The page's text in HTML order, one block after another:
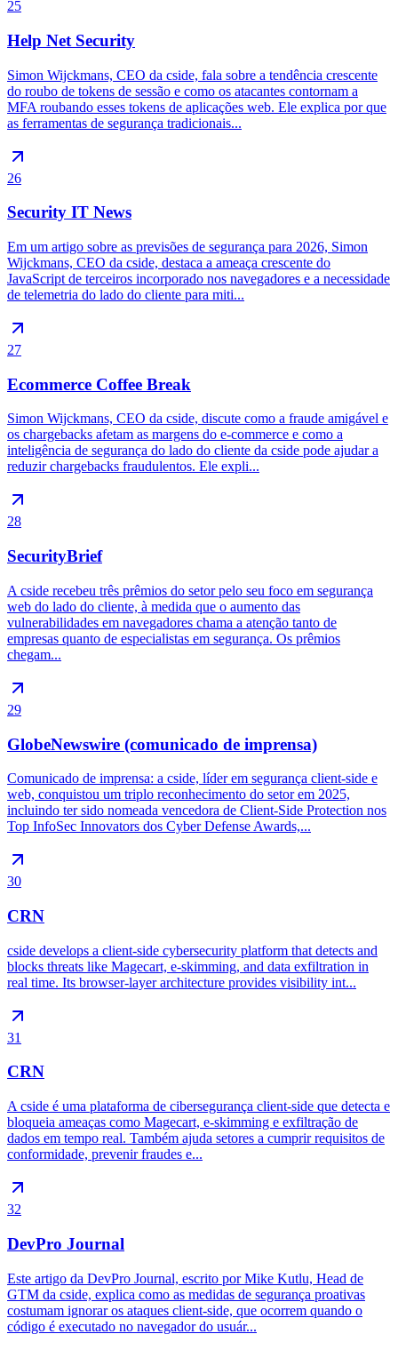
25
Help Net Security
Simon Wijckmans, CEO da cside, fala sobre a tendência crescente
do roubo de tokens de sessão e como os atacantes contornam a
MFA roubando esses tokens de aplicações web. Ele explica por que
as ferramentas de segurança tradicionais...
26
Security IT News
Em um artigo sobre as previsões de segurança para 2026, Simon
Wijckmans, CEO da cside, destaca a ameaça crescente do
JavaScript de terceiros incorporado nos navegadores e a necessidade
de telemetria do lado do cliente para miti...
27
Ecommerce Coffee Break
Simon Wijckmans, CEO da cside, discute como a fraude amigável e
os chargebacks afetam as margens do e-commerce e como a
inteligência de segurança do lado do cliente da cside pode ajudar a
reduzir chargebacks fraudulentos. Ele expli...
28
SecurityBrief
A cside recebeu três prêmios do setor pelo seu foco em segurança
web do lado do cliente, à medida que o aumento das
vulnerabilidades em navegadores chama a atenção tanto de
empresas quanto de especialistas em segurança. Os prêmios
chegam...
29
GlobeNewswire (comunicado de imprensa)
Comunicado de imprensa: a cside, líder em segurança client-side e
web, conquistou um triplo reconhecimento do setor em 2025,
incluindo ter sido nomeada vencedora de Client-Side Protection nos
Top InfoSec Innovators dos Cyber Defense Awards,...
30
CRN
cside develops a client-side cybersecurity platform that detects and
blocks threats like Magecart, e-skimming, and data exfiltration in
real time. Its browser-layer architecture provides visibility int...
31
CRN
A cside é uma plataforma de cibersegurança client-side que detecta e
bloqueia ameaças como Magecart, e-skimming e exfiltração de
dados em tempo real. Também ajuda setores a cumprir requisitos de
conformidade, prevenir fraudes e...
32
DevPro Journal
Este artigo da DevPro Journal, escrito por Mike Kutlu, Head de
GTM da cside, explica como as medidas de segurança proativas
costumam ignorar os ataques client-side, que ocorrem quando o
código é executado no navegador do usuár...